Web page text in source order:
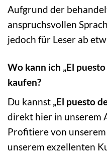
Aufgrund der
anspruchsvollen
jedoch für Leser ab
Wo kann ich „El
kaufen?
Du kannst „El puesto
direkt hier in unserem
Profitiere von
unserem exzellenten